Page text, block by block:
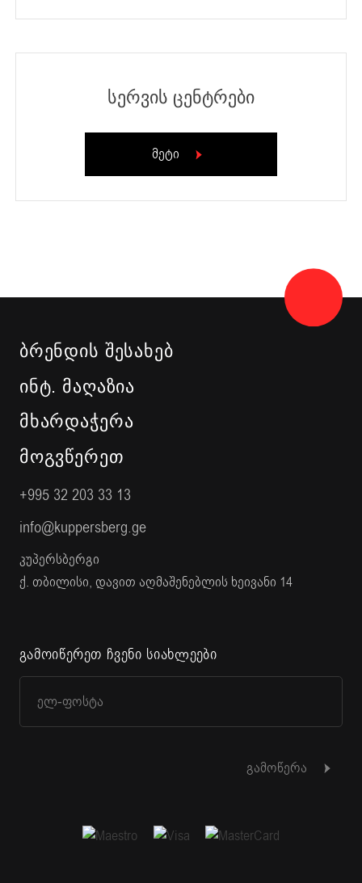
სერვის ცენტრები
მეტი
ᲑᲠᲔᲜᲓᲘᲡ ᲨᲔᲡᲐᲮᲔᲑ
ᲘᲜᲢ. ᲛᲐᲦᲐᲖᲘᲐ
ᲛᲮᲐᲠᲓᲐᲭᲔᲠᲐ
ᲛᲝᲒᲕᲬᲔᲠᲔᲗ
+995 32 203 33 13
info@kuppersberg.ge
კუპერსბერგი
ქ. თბილისი, დავით აღმაშენებლის ხეივანი 14
გამოიწერეთ ჩვენი სიახლეები
გამოწერა